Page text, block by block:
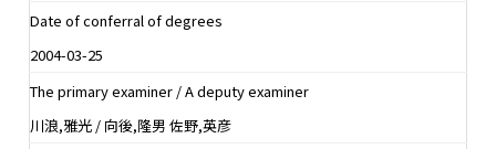
Date of conferral of degrees
2004-03-25
The primary examiner / A deputy examiner
川浪,雅光 / 向後,隆男 佐野,英彦